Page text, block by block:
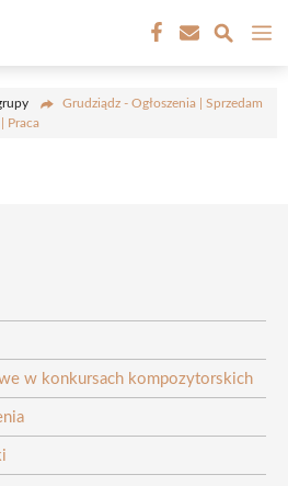
Grudziądz - Ogłoszenia | Sprzedam
Praca
w konkursach kompozytorskich